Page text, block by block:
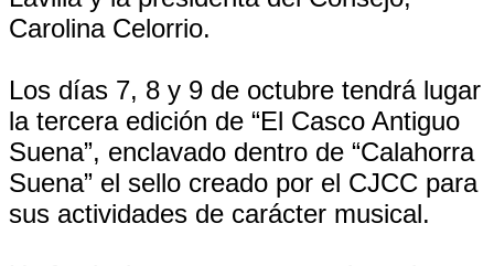
Carolina Celorrio.
Los días 7, 8 y 9 de octubre tendrá lugar
la tercera edición de “El Casco Antiguo
Suena”, enclavado dentro de “Calahorra
Suena” el sello creado por el CJCC para
sus actividades de carácter musical.